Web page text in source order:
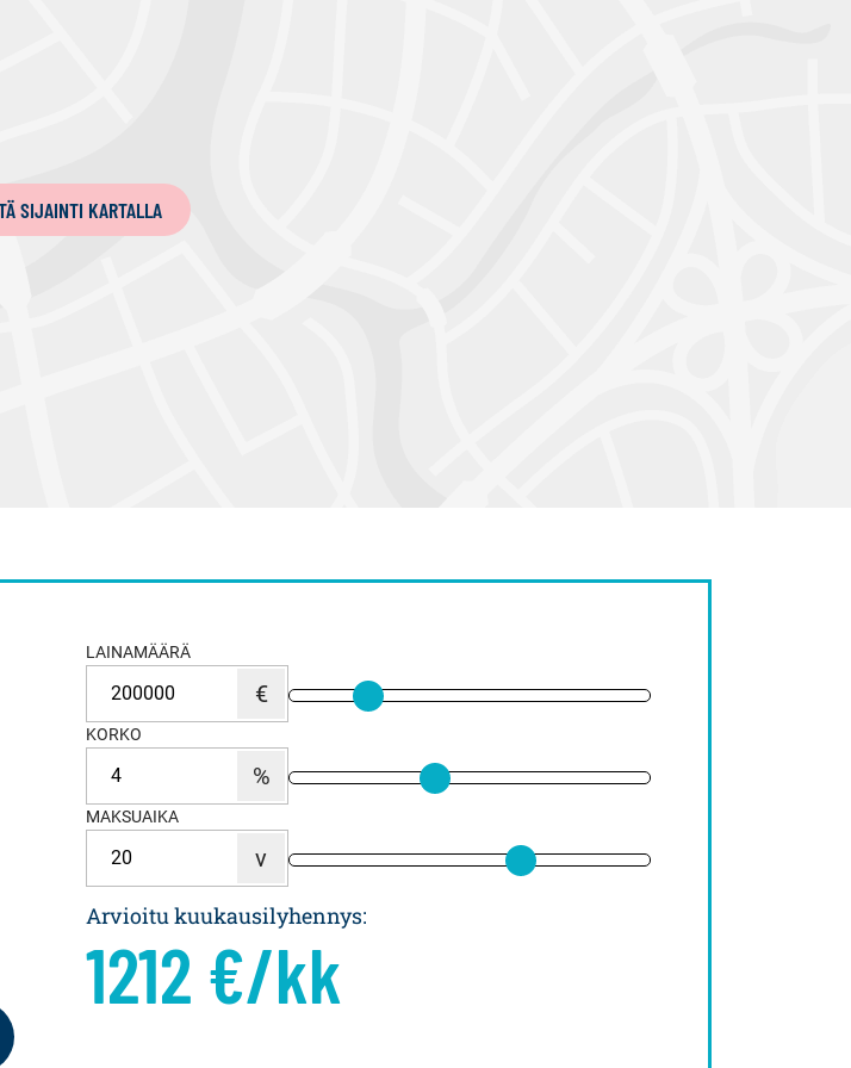
SIJAINTI KARTALLA
LAINAMÄÄRÄ
KORKO
MAKSUAIKA
Arvioitu kuukausilyhennys:
1212 €/kk